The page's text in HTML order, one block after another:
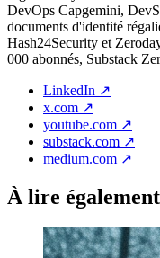
DevOps Capgemini,
documents d'identité
Hash24Security et
000 abonnés, Substack
LinkedIn ↗
x.com ↗
youtube.com ↗
substack.com ↗
medium.com ↗
À lire également